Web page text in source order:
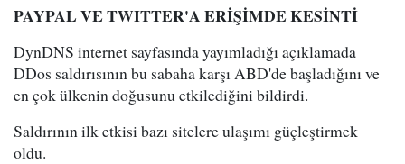
PAYPAL VE TWITTER'A ERİŞİMDE KESİNTİ
DynDNS internet sayfasında yayımladığı açıklamada
DDos saldırısının bu sabaha karşı ABD'de başladığını ve
en çok ülkenin doğusunu etkilediğini bildirdi.
Saldırının ilk etkisi bazı sitelere ulaşımı güçleştirmek
oldu.